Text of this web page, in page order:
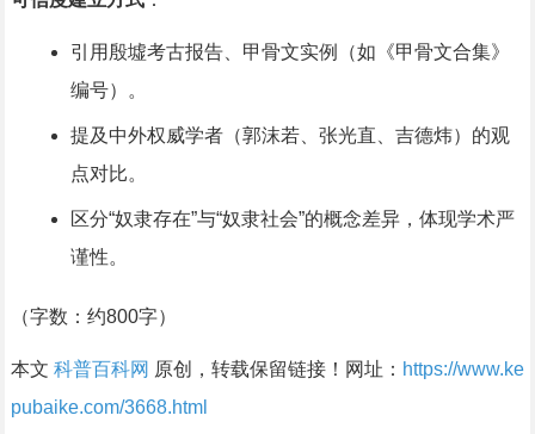
引用殷墟考古报告、甲骨文实例（如《甲骨文合集》
编号）。
提及中外权威学者（郭沫若、张光直、吉德炜）的观
点对比。
区分“奴隶存在”与“奴隶社会”的概念差异，体现学术严
谨性。
（字数：约800字）
本文 科普百科网 原创，转载保留链接！网址： https://www.ke
pubaike.com/3668.html